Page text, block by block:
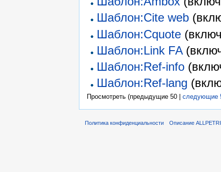
Шаблон:Cite web
Шаблон:Cquote
Шаблон:Link FA
Шаблон:Ref-info
Шаблон:Ref-lang
Просмотреть (предыдущие 50 | следующие
Политика конфиденциальности Описание